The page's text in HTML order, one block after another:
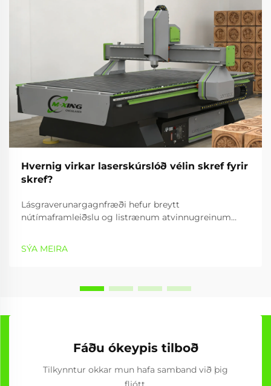
Hvernig virkar laserskúrslóð vélin skref fyrir
skref?
Lásgraverunargagnfræði hefur breytt
nútímaframleiðslu og listrænum atvinnugreinum
fjölbreytta getur til að vinna efni. Graverunartæki
notar samleitnan lásstrála til að búa til nákvæmar
SÝA MEIRA
Fáðu ókeypis tilboð
Tilkynntur okkar mun hafa samband við þig